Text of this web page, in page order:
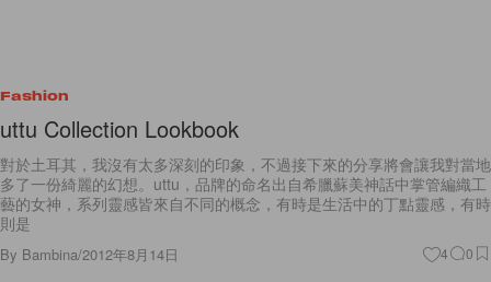
Fashion
uttu Collection Lookbook
對於土耳其，我沒有太多深刻的印象，不過接下來的分享將會讓我對當地
多了一份綺麗的幻想。uttu，品牌的命名出自希臘蘇美神話中掌管編織工
藝的女神，系列靈感皆來自不同的概念，有時是生活中的丁點靈感，有時
則是
By Bambina/2012年8月14日 4 0